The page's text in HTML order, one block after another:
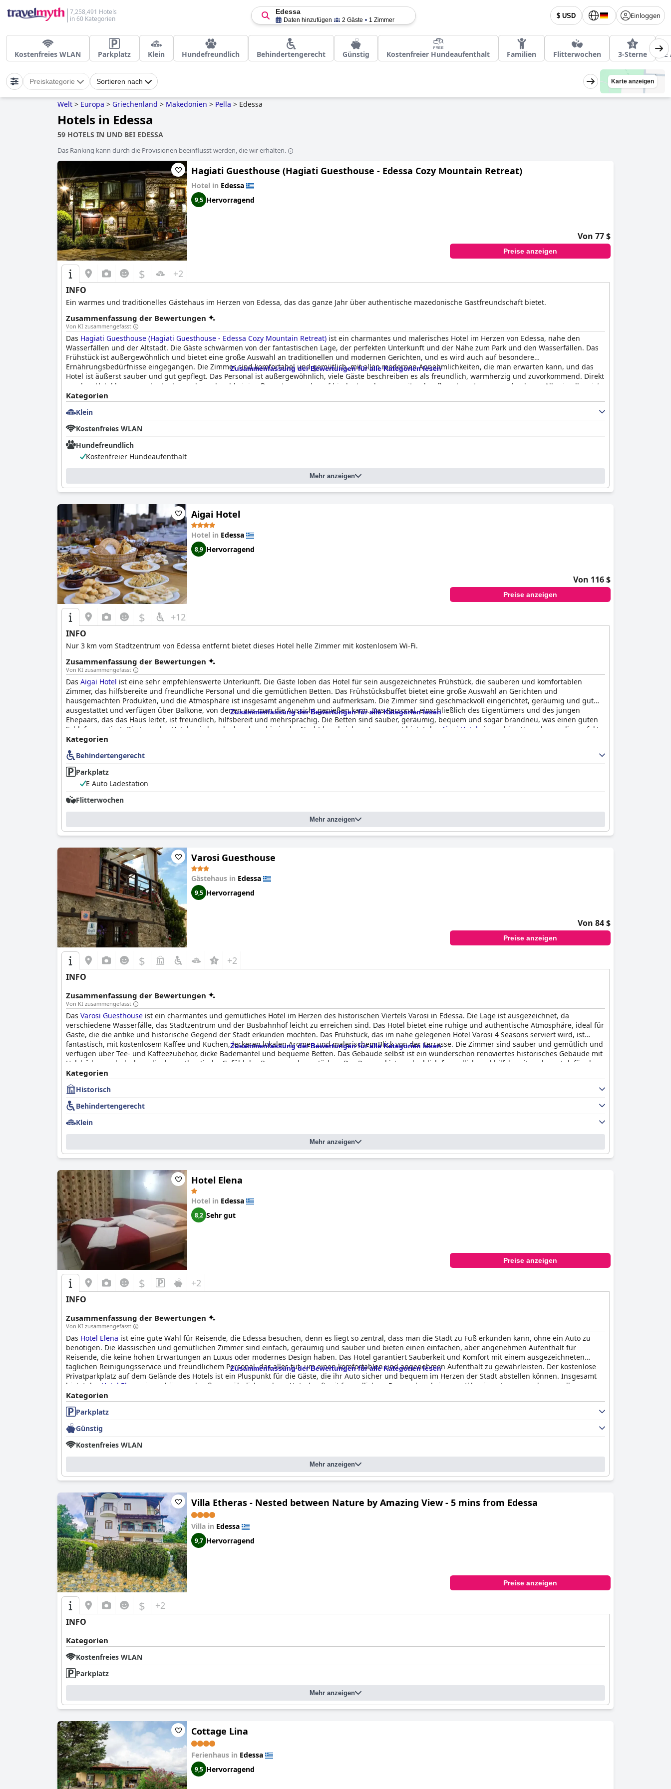
7,258,491 Hotels
in 60 Kategorien
$ USD Einloggen
Edessa
Daten hinzufügen 2 Gäste 1 Zimmer
Kostenfreies WLAN Parkplatz Klein Hundefreundlich Behindertengerecht Günstig Kostenfreier Hundeaufenthalt Familien Flitterwochen 3-Sterne E
Preiskategorie Sortieren nach Karte anzeigen
Welt > Europa > Griechenland > Makedonien > Pella > Edessa
Hotels in Edessa
59 HOTELS IN UND BEI EDESSA
Das Ranking kann durch die Provisionen beeinflusst werden, die wir erhalten.
Hagiati Guesthouse (Hagiati Guesthouse - Edessa Cozy Mountain Retreat)
Hotel in Edessa
9,5 Hervorragend
Von 77 $
Preise anzeigen
$ +2
INFO
Ein warmes und traditionelles Gästehaus im Herzen von Edessa, das das ganze Jahr über authentische mazedonische Gastfreundschaft bietet.
Zusammenfassung der Bewertungen
Von KI zusammengefasst
Das Hagiati Guesthouse (Hagiati Guesthouse - Edessa Cozy Mountain Retreat) ist ein charmantes und malerisches Hotel im Herzen von Edessa, nahe den
Wasserfällen und der Altstadt. Die Gäste schwärmen von der fantastischen Lage, der perfekten Unterkunft und der Nähe zum Park und den Wasserfällen. Das
Frühstück ist außergewöhnlich und bietet eine große Auswahl an traditionellen und modernen Gerichten, und es wird auch auf besondere
Ernährungsbedürfnisse eingegangen. Die Zimmer sind komfortabel und gemütlich, mit allen modernen Annehmlichkeiten, die man erwarten kann, und das
Hotel ist äußerst sauber und gut gepflegt. Das Personal ist außergewöhnlich, viele Gäste beschreiben es als freundlich, warmherzig und zuvorkommend. Direkt
vor dem Hotel kann man kostenlos parken, obwohl einige Bewertungen darauf hindeuten, dass es weiter draußen etwas teurer werden kann. Alles in allem ist
dasHagiati Guesthouse (Hagiati Guesthouse - Edessa Cozy Mountain Retreat)
authentisches Erlebnis.
Zusammenfassung der Bewertungen für alle Kategorien lesen
Kategorien
Klein
Kostenfreies WLAN
Hundefreundlich
Kostenfreier Hundeaufenthalt
Mehr anzeigen
Aigai Hotel
Hotel in Edessa
8,9 Hervorragend
Von 116 $
Preise anzeigen
$ +12
INFO
Nur 3 km vom Stadtzentrum von Edessa entfernt bietet dieses Hotel helle Zimmer mit kostenlosem Wi-Fi.
Zusammenfassung der Bewertungen
Von KI zusammengefasst
Das Aigai Hotel ist eine sehr empfehlenswerte Unterkunft. Die Gäste loben das Hotel für sein ausgezeichnetes Frühstück, die sauberen und komfortablen
Zimmer, das hilfsbereite und freundliche Personal und die gemütlichen Betten. Das Frühstücksbuffet bietet eine große Auswahl an Gerichten und
hausgemachten Produkten, und die Atmosphäre ist insgesamt angenehm und aufmerksam. Die Zimmer sind geschmackvoll eingerichtet, geräumig und gut
ausgestattet und verfügen über Balkone, von denen aus man die Aussicht genießen kann. Das Personal, einschließlich des Eigentümers und des jungen
Ehepaars, das das Haus leitet, ist freundlich, hilfsbereit und mehrsprachig. Die Betten sind sauber, geräumig, bequem und sogar brandneu, was einen guten
Schlaf garantiert. Die Lage des Hotels wird auch als sehr ruhig in der Nacht beschrieben. Insgesamt bietet das
Aigai Hotel eine ruhige Umgebung, die perfekt
für einen entspannten Aufenthalt ist.
Zusammenfassung der Bewertungen für alle Kategorien lesen
Kategorien
Behindertengerecht
Parkplatz
E Auto Ladestation
Flitterwochen
Mehr anzeigen
Varosi Guesthouse
Gästehaus in Edessa
9,5 Hervorragend
Von 84 $
Preise anzeigen
$ +2
INFO
Zusammenfassung der Bewertungen
Von KI zusammengefasst
Das Varosi Guesthouse ist ein charmantes und gemütliches Hotel im Herzen des historischen Viertels Varosi in Edessa. Die Lage ist ausgezeichnet, da
verschiedene Wasserfälle, das Stadtzentrum und der Busbahnhof leicht zu erreichen sind. Das Hotel bietet eine ruhige und authentische Atmosphäre, ideal für
Gäste, die die antike und historische Gegend der Stadt erkunden möchten. Das Frühstück, das im nahe gelegenen Hotel Varosi 4 Seasons serviert wird, ist
fantastisch, mit kostenlosem Kaffee und Kuchen, leckeren lokalen Aromen und malerischem Blick von der Terrasse. Die Zimmer sind sauber und gemütlich und
verfügen über Tee- und Kaffeezubehör, dicke Bademäntel und bequeme Betten. Das Gebäude selbst ist ein wunderschön renoviertes historisches Gebäude mit
Holzböden und -decken, die das authentische Gefühl des Raums noch verstärken. Das Personal ist unglaublich freundlich und hilfsbereit und sorgt dafür, dass
sich die Gäste sofort wie zu Hause fühlen. Das Hotel bietet kostenlose Parkplätze und ist für Reisende mit Behinderungen zugänglich. Alles in allem ist das
Varosi Guesthouseeine schöne und stimmungsvolle Unterkunft in Edessa und ein perfekter Ausgangspunkt für die Erkundung dieses faszinierenden Viertels
der Stadt.
Zusammenfassung der Bewertungen für alle Kategorien lesen
Kategorien
Historisch
Behindertengerecht
Klein
Mehr anzeigen
Hotel Elena
Hotel in Edessa
8,2 Sehr gut
Preise anzeigen
$ +2
INFO
Zusammenfassung der Bewertungen
Von KI zusammengefasst
Das Hotel Elena ist eine gute Wahl für Reisende, die Edessa besuchen, denn es liegt so zentral, dass man die Stadt zu Fuß erkunden kann, ohne ein Auto zu
benötigen. Die klassischen und gemütlichen Zimmer sind einfach, geräumig und sauber und bieten einen einfachen, aber angenehmen Aufenthalt für
Reisende, die keine hohen Erwartungen an Luxus oder modernes Design haben. Das Hotel garantiert Sauberkeit und Komfort mit einem ausgezeichneten
täglichen Reinigungsservice und freundlichem Personal, das alles tut, um einen komfortablen und angenehmen Aufenthalt zu gewährleisten. Der kostenlose
Privatparkplatz auf dem Gelände des Hotels ist ein Pluspunkt für die Gäste, die ihr Auto sicher und bequem im Herzen der Stadt abstellen können. Insgesamt
bietet das Hotel Elena
eine schöne und außergewöhnlich saubere Unterkunft mit freundlichem Personal und einer erstklassigen Lage, von der aus alle
wichtigen Sehenswürdigkeiten leicht zu erreichen sind.
Zusammenfassung der Bewertungen für alle Kategorien lesen
Kategorien
Parkplatz
Günstig
Kostenfreies WLAN
Mehr anzeigen
Villa Etheras - Nested between Nature by Amazing View - 5 mins from Edessa
Villa in Edessa
9,7 Hervorragend
Preise anzeigen
$ +2
INFO
Kategorien
Kostenfreies WLAN
Parkplatz
Mehr anzeigen
Cottage Lina
Ferienhaus in Edessa
9,5 Hervorragend